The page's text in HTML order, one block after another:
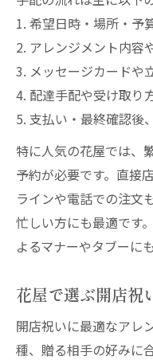
1. 希望日時・場所・予
2. アレンジメント内容
3. メッセージカードや
4. 配達手配や受け取り
5. 支払い・最終確認後
特に人気の花屋では、
予約が必要です。直接
ラインや電話での注文
忙しい方にも最適です
よるマナーやタブーに
花屋で選ぶ開店祝
開店祝いに最適なアレ
種、贈る相手の好みに